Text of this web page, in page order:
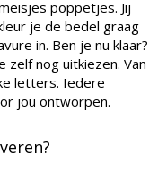
poppetjes. Jij
je de bedel graag
in. Ben je nu klaar?
nog uitkiezen. Van
letters. Iedere
jou ontworpen.